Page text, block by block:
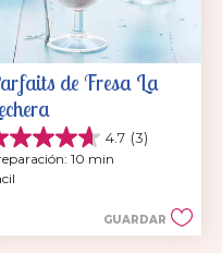
de Fresa La
4.7 (3)
10 min
GUARDAR